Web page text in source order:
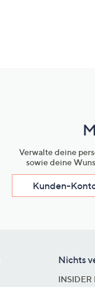
Verwalte deine
sowie deine
Kunden-
Nichts
INSIDER